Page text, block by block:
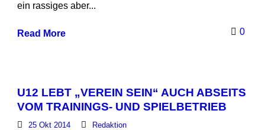
ein rassiges aber...
Read More 0
U12 LEBT „VEREIN SEIN“ AUCH ABSEITS
VOM TRAININGS- UND SPIELBETRIEB
25 Okt 2014 Redaktion